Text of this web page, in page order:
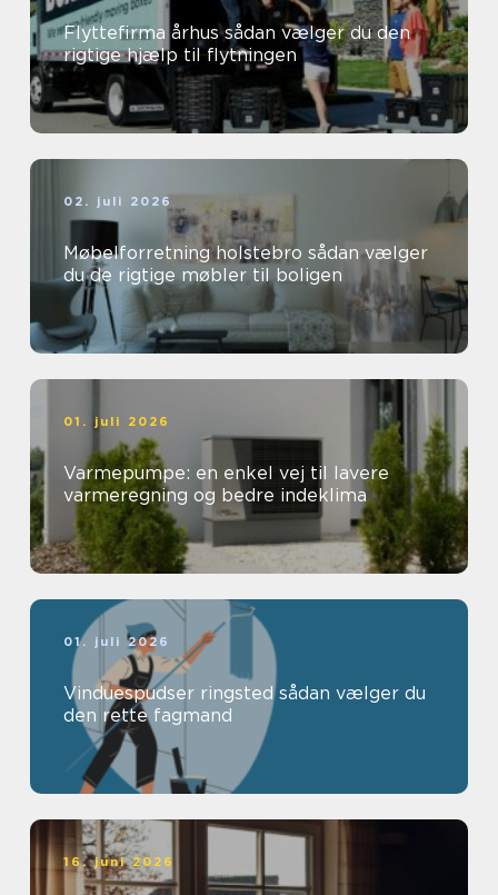
Flyttefirma århus sådan vælger du den
rigtige hjælp til flytningen
02. juli 2026
Møbelforretning holstebro sådan vælger
du de rigtige møbler til boligen
01. juli 2026
Varmepumpe: en enkel vej til lavere
varmeregning og bedre indeklima
01. juli 2026
Vinduespudser ringsted sådan vælger du
den rette fagmand
16. juni 2026